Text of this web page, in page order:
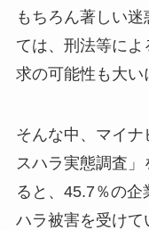
もちろん著しい
ては、刑法等に
求の可能性も大い
そんな中、マイ
スハラ実態調査
ると、45.7％の企
ハラ被害を受けて